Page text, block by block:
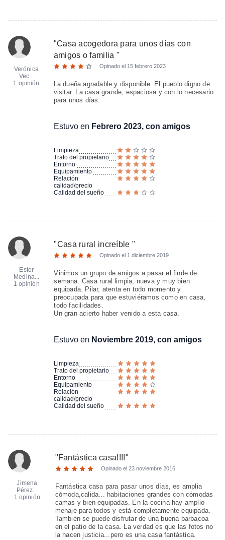
Verónica
Vec...
1 opinión
"Casa acogedora para unos días con
amigos o familia "
Opinado el 15 febrero 2023
La dueña agradable y disponible. El pueblo digno de
visitar. La casa grande, espaciosa y con lo necesario
para unos días.
Estuvo en Febrero 2023, con amigos
Limpieza
Trato del propietario
Entorno
Equipamiento
Relación
calidad/precio
Calidad del sueño
Ester
Medina...
1 opinión
"Casa rural increíble "
Opinado el 1 diciembre 2019
Vinimos un grupo de amigos a pasar el finde de
semana. Casa rural limpia, nueva y muy bien
equipada. Pilar, atenta en todo momento y
preocupada para que estuviéramos como en casa,
todo facilidades.
Un gran acierto haber venido a esta casa.
Estuvo en Noviembre 2019, con amigos
Limpieza
Trato del propietario
Entorno
Equipamiento
Relación
calidad/precio
Calidad del sueño
Jimena
Pérez...
1 opinión
"Fantástica casa!!!!"
Opinado el 23 noviembre 2016
Fantástica casa para pasar unos días, es amplia
cómoda,calida... habitaciones grandes con cómodas
camas y bien equipadas. En la cocina hay amplio
menaje para todos y está completamente equipada.
También se puede disfrutar de una buena barbacoa
en el patio de la casa. La verdad es que las fotos no
la hacen justicia...pero es una casa fantástica.